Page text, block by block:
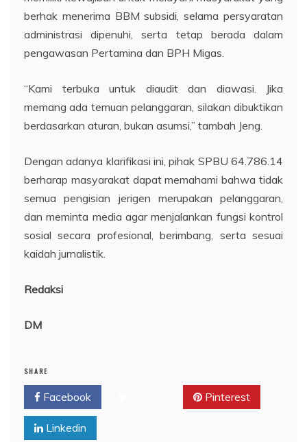
berhak menerima BBM subsidi, selama persyaratan
administrasi dipenuhi, serta tetap berada dalam
pengawasan Pertamina dan BPH Migas.
“Kami terbuka untuk diaudit dan diawasi. Jika
memang ada temuan pelanggaran, silakan dibuktikan
berdasarkan aturan, bukan asumsi,” tambah Jeng.
Dengan adanya klarifikasi ini, pihak SPBU 64.786.14
berharap masyarakat dapat memahami bahwa tidak
semua pengisian jerigen merupakan pelanggaran,
dan meminta media agar menjalankan fungsi kontrol
sosial secara profesional, berimbang, serta sesuai
kaidah jurnalistik.
Redaksi
DM
SHARE
Facebook Pinterest
Linkedin